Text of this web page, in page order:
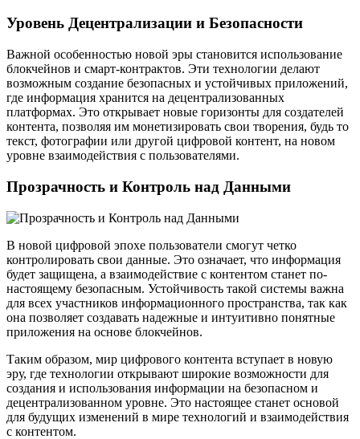
Уровень Децентрализации и Безопасности
Важной особенностью новой эры становится использование
блокчейнов и смарт-контрактов. Эти технологии делают
возможным создание безопасных и устойчивых приложений,
где информация хранится на децентрализованных
платформах. Это открывает новые горизонты для создателей
контента, позволяя им монетизировать свои творения, будь то
текст, фотографии или другой цифровой контент, на новом
уровне взаимодействия с пользователями.
Прозрачность и Контроль над Данными
В новой цифровой эпохе пользователи смогут четко
контролировать свои данные. Это означает, что информация
будет защищена, а взаимодействие с контентом станет по-
настоящему безопасным. Устойчивость такой системы важна
для всех участников информационного пространства, так как
она позволяет создавать надежные и интуитивно понятные
приложения на основе блокчейнов.
Таким образом, мир цифрового контента вступает в новую
эру, где технологии открывают широкие возможности для
создания и использования информации на безопасном и
децентрализованном уровне. Это настоящее станет основой
для будущих изменений в мире технологий и взаимодействия
с контентом.